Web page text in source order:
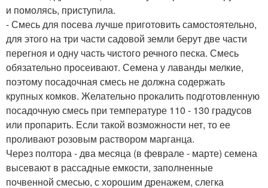
и помолясь, приступила.
- Смесь для посева лучше приготовить самостоятельно,
для этого на три части садовой земли берут две части
перегноя и одну часть чистого речного песка. Смесь
обязательно просеивают. Семена у лаванды мелкие,
поэтому посадочная смесь не должна содержать
крупных комков. Желательно прокалить подготовленную
посадочную смесь при температуре 110 - 130 градусов
или пропарить. Если такой возможности нет, то ее
проливают розовым раствором марганца.
Через полтора - два месяца (в феврале - марте) семена
высевают в рассадные емкости, заполненные
почвенной смесью, с хорошим дренажем, слегка